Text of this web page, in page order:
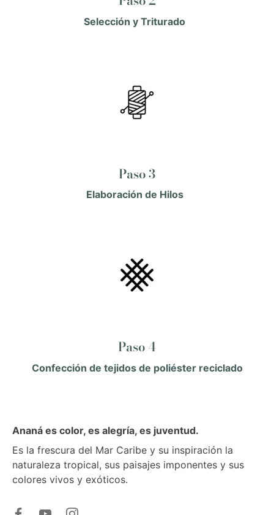
Selección y Triturado
Paso 3
Elaboración de Hilos
Paso 4
Confección de tejidos de poliéster reciclado
Ananá es color, es alegría, es juventud.
Es la frescura del Mar Caribe y su inspiración la
naturaleza tropical, sus paisajes imponentes y sus
colores vivos y exóticos.